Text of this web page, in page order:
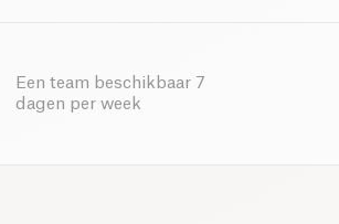
Een team beschikbaar 7
dagen per week